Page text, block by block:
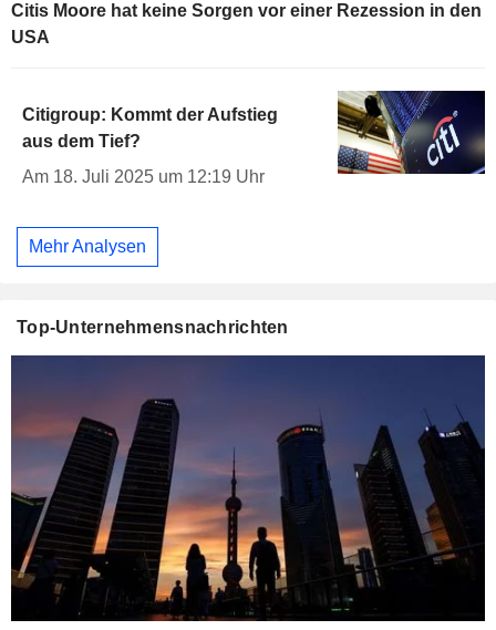
Citis Moore hat keine Sorgen vor einer Rezession in den
USA
Citigroup: Kommt der Aufstieg
aus dem Tief?
Am 18. Juli 2025 um 12:19 Uhr
Mehr Analysen
Top-Unternehmensnachrichten